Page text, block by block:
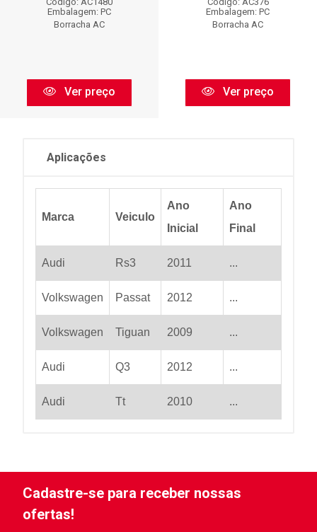
Embalagem: PC
Borracha AC
Ver preço
Embalagem: PC
Borracha AC
Ver preço
Aplicações
Marca Veiculo
Ano
Inicial
Ano
Final
Audi Rs3 2011 ...
Volkswagen Passat 2012 ...
Volkswagen Tiguan 2009 ...
Audi Q3 2012 ...
Audi Tt 2010 ...
Cadastre-se para receber nossas
ofertas!